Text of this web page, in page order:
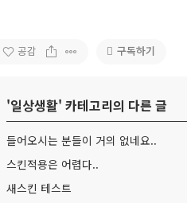
공감 구독하기
'일상생활' 카테고리의 다른 글
들어오시는 분들이 거의 없네요..
스킨적용은 어렵다..
새스킨 테스트